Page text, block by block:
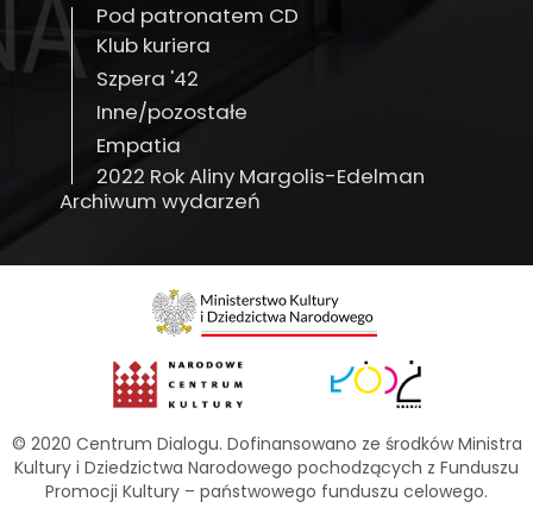
Pod patronatem CD
Klub kuriera
Szpera '42
Inne/pozostałe
Empatia
2022 Rok Aliny Margolis-Edelman
Archiwum wydarzeń
© 2020 Centrum Dialogu. Dofinansowano ze środków Ministra
Kultury i Dziedzictwa Narodowego pochodzących z Funduszu
Promocji Kultury – państwowego funduszu celowego.